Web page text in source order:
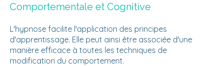
Comportementale et Cognitive
L'hypnose facilite l'application des principes
d'apprentissage. Elle peut ainsi être associée d'une
manière efficace à toutes les techniques de
modification du comportement.